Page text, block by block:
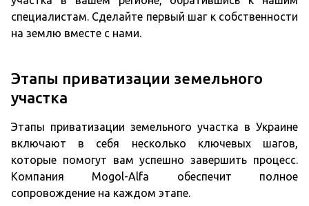
специалистам. Сделайте первый шаг к собственности
на землю вместе с нами.
Этапы приватизации земельного
участка
Этапы приватизации земельного участка в Украине
включают в себя несколько ключевых шагов,
которые помогут вам успешно завершить процесс.
Компания Mogol-Alfa обеспечит полное
сопровождение на каждом этапе.